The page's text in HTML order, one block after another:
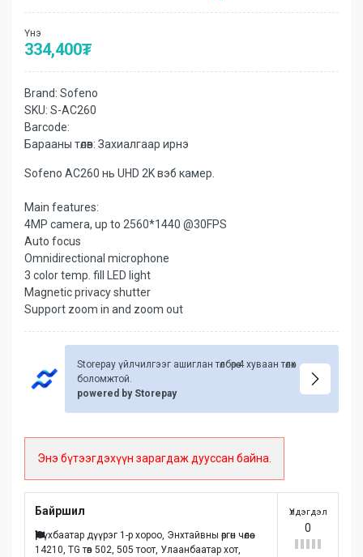
Үнэ
334,400₮
Brand: Sofeno
SKU: S-AC260
Barcode:
Барааны төлөв: Захиалгаар ирнэ
Sofeno AC260 нь UHD 2K вэб камер.
Main features:
4MP camera, up to 2560*1440 @30FPS
Auto focus
Omnidirectional microphone
3 color temp. fill LED light
Magnetic privacy shutter
Support zoom in and zoom out
Storepay үйлчилгээг ашиглан төлбөрөө 4 хуваан төлөх
боломжтой.
powered by Storepay
Энэ бүтээгдэхүүн зарагдаж дууссан байна.
Байршил
Сүхбаатар дүүрэг 1-р хороо, Энхтайвны өргөн чөлөө
14210, TG төв 502, 505 тоот, Улаанбаатар хот,
Үлдэгдэл
0